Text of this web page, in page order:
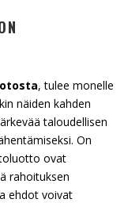
, tulee monelle
näiden kahden
taloudellisen
On
ovat
rahoituksen
ehdot voivat